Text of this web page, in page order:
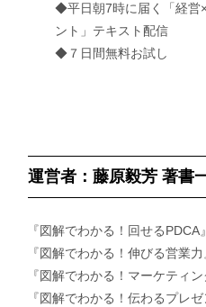
◆平日朝7時に届く「経営
ント」テキスト配信
◆７日間無料お試し
運営者：藤原毅芳 著書
『図解でわかる！回せるPDCA
『図解でわかる！伸びる営業
『図解でわかる！マーケティ
『図解でわかる！伝わるプレ